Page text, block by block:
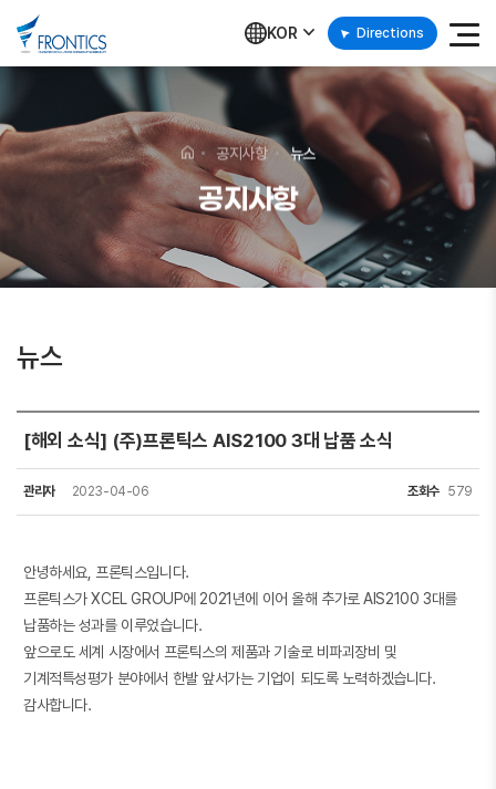
KOR Directions
공지사항 뉴스
공지사항
뉴스
[해외 소식] (주)프론틱스 AIS2100 3대 납품 소식
관리자 2023-04-06 조회수 579
안녕하세요, 프론틱스입니다.
프론틱스가 XCEL GROUP에 2021년에 이어 올해 추가로 AIS2100 3대를
납품하는 성과를 이루었습니다.
앞으로도 세계 시장에서 프론틱스의 제품과 기술로 비파괴장비 및
기계적특성평가 분야에서 한발 앞서가는 기업이 되도록 노력하겠습니다.
감사합니다.